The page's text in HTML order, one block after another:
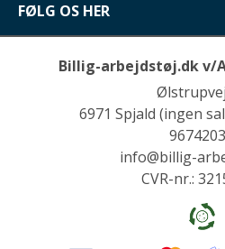
FØLG OS HER
Billig-arbejdstøj.dk v/
6971 Spjald (ingen
info@billig-
CVR-nr.: